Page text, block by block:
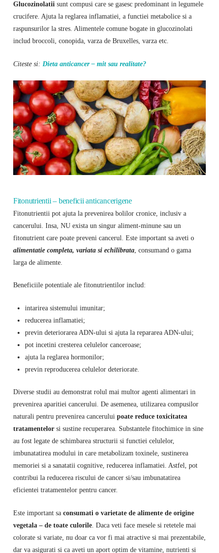
Glucozinolatii sunt compusi care se gasesc predominant in legumele
crucifere. Ajuta la reglarea inflamatiei, a functiei metabolice si a
raspunsurilor la stres. Alimentele comune bogate in glucozinolati
includ broccoli, conopida, varza de Bruxelles, varza etc.
Citeste si: Dieta anticancer – mit sau realitate?
Fitonutrientii – beneficii anticancerigene
Fitonutrientii pot ajuta la prevenirea bolilor cronice, inclusiv a
cancerului. Insa, NU exista un singur aliment-minune sau un
fitonutrient care poate preveni cancerul. Este important sa aveti o
alimentatie completa, variata si echilibrata, consumand o gama
larga de alimente.
Beneficiile potentiale ale fitonutrientilor includ:
intarirea sistemului imunitar;
reducerea inflamatiei;
previn deteriorarea ADN-ului si ajuta la repararea ADN-ului;
pot incetini cresterea celulelor canceroase;
ajuta la reglarea hormonilor;
previn reproducerea celulelor deteriorate.
Diverse studii au demonstrat rolul mai multor agenti alimentari in
prevenirea aparitiei cancerului. De asemenea, utilizarea compusilor
naturali pentru prevenirea cancerului poate reduce toxicitatea
tratamentelorsi sustine recuperarea. Substantele fitochimice in sine
au fost legate de schimbarea structurii si functiei celulelor,
imbunatatirea modului in care metabolizam toxinele, sustinerea
memoriei si a sanatatii cognitive, reducerea inflamatiei. Astfel, pot
contribui la reducerea riscului de cancer si/sau imbunatatirea
eficientei tratamentelor pentru cancer.
Este important sa consumati o varietate de alimente de origine
vegetala – de toate culorile. Daca veti face mesele si retetele mai
colorate si variate, nu doar ca vor fi mai atractive si mai prezentabile,
dar va asigurati si ca aveti un aport optim de vitamine, nutrienti si